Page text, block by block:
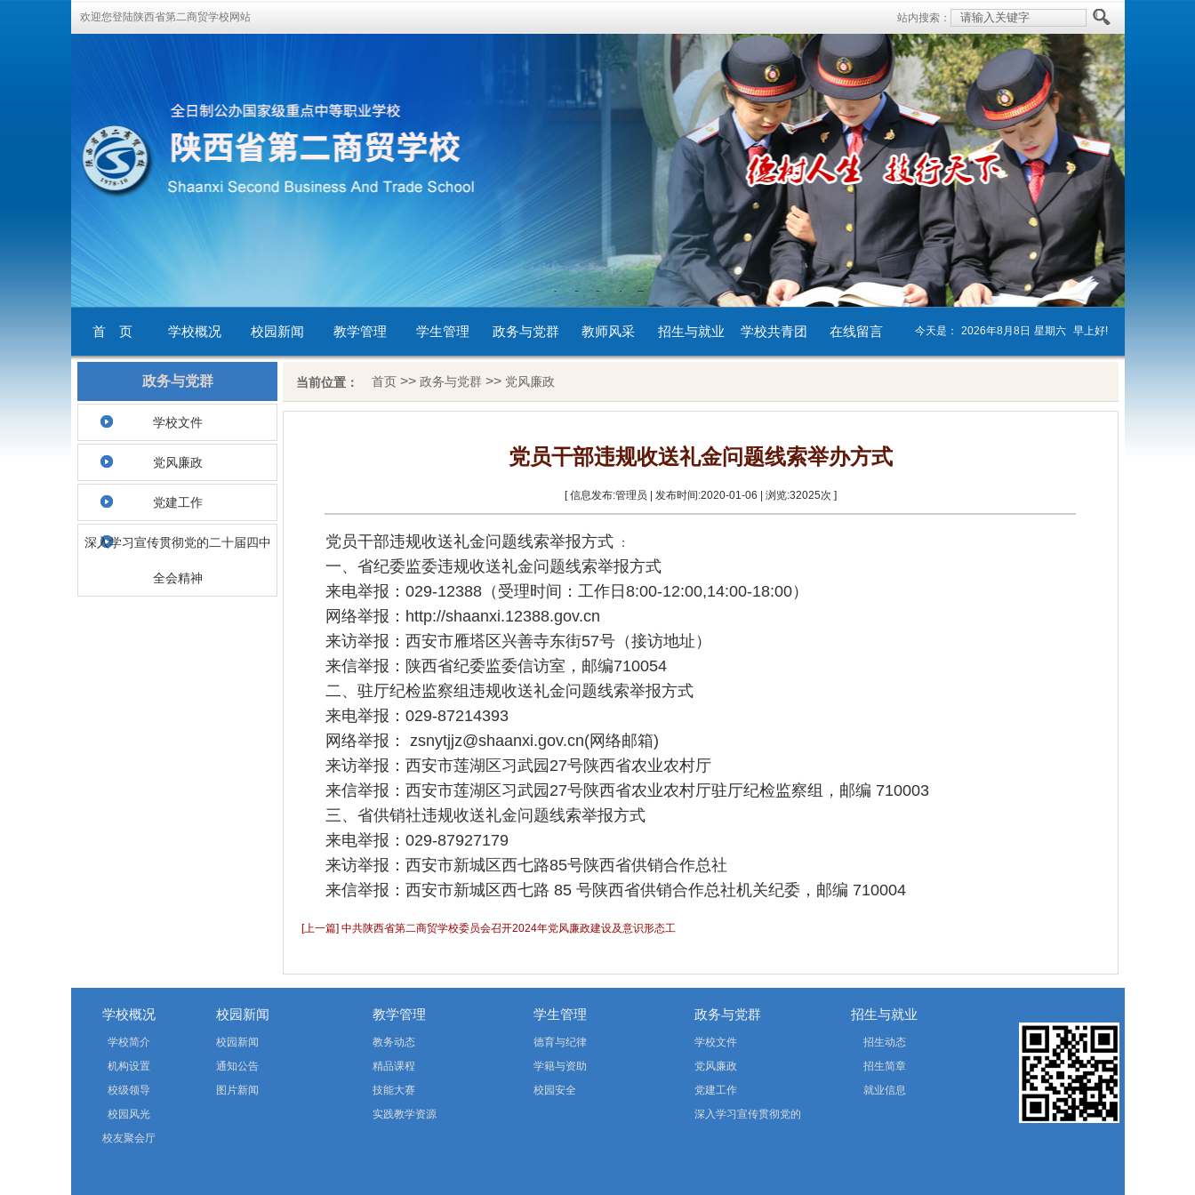
欢迎您登陆陕西省第二商贸学校网站 站内搜索：
1 2 3 4 5
首 页 学校概况 校园新闻 教学管理 学生管理 政务与党群 教师风采 招生与就业 学校共青团 在线留言 今天是： 2026年8月8日 星期六 早上好!
政务与党群
学校文件
党风廉政
党建工作
深入学习宣传贯彻党的二十届四中
全会精神
当前位置： 首页>> 政务与党群>> 党风廉政
党员干部违规收送礼金问题线索举办方式
[ 信息发布:管理员 | 发布时间:2020-01-06 | 浏览:32025次 ]
党员干部违规收送礼金问题线索举报方式：
一、省纪委监委违规收送礼金问题线索举报方式
来电举报：029-12388（受理时间：工作日8:00-12:00,14:00-18:00）
网络举报： http://shaanxi.12388.gov.cn
来访举报：西安市雁塔区兴善寺东街57号（接访地址）
来信举报：陕西省纪委监委信访室，邮编710054
二、驻厅纪检监察组违规收送礼金问题线索举报方式
来电举报：029-87214393
网络举报： zsnytjjz@shaanxi.gov.cn(网络邮箱)
来访举报：西安市莲湖区习武园27号陕西省农业农村厅
来信举报：西安市莲湖区习武园27号陕西省农业农村厅驻厅纪检监察组，邮编 710003
三、省供销社违规收送礼金问题线索举报方式
来电举报：029-87927179
来访举报：西安市新城区西七路85号陕西省供销合作总社
来信举报：西安市新城区西七路 85 号陕西省供销合作总社机关纪委，邮编 710004
[上一篇] 中共陕西省第二商贸学校委员会召开2024年党风廉政建设及意识形态工
学校概况
学校简介
机构设置
校级领导
校园风光
校友聚会厅
校园新闻
校园新闻
通知公告
图片新闻
教学管理
教务动态
精品课程
技能大赛
实践教学资源
学生管理
德育与纪律
学籍与资助
校园安全
政务与党群
学校文件
党风廉政
党建工作
深入学习宣传贯彻党的
招生与就业
招生动态
招生简章
就业信息